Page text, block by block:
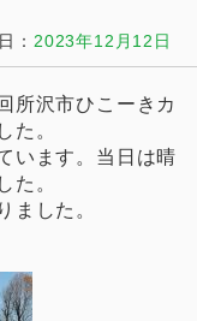
： 2023年12月12日
所沢市ひこーきカ
た。
います。当日は晴
た。
ました。